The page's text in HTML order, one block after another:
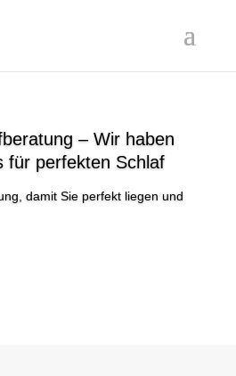
– Wir haben
für perfekten Schlaf
damit Sie perfekt liegen und